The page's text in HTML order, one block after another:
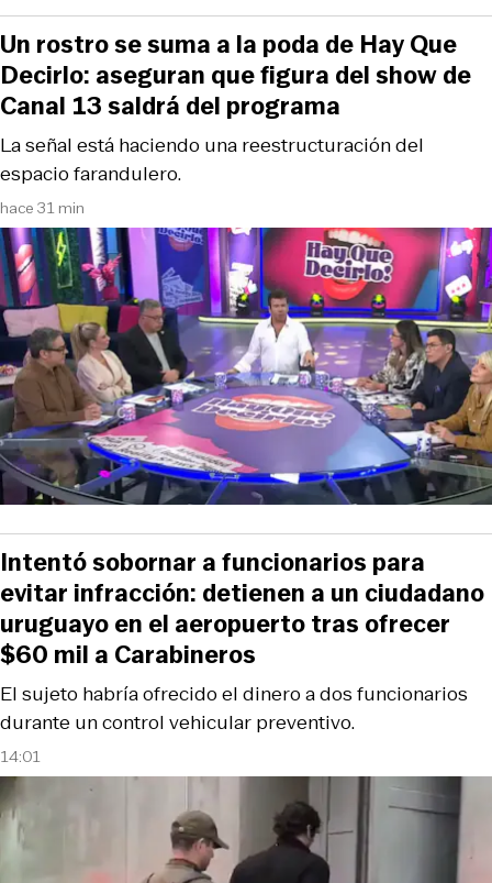
hace 31 min
La señal está haciendo una reestructuración del
espacio farandulero.
Un rostro se suma a la poda de Hay Que
Decirlo: aseguran que figura del show de
Canal 13 saldrá del programa
14:01
El sujeto habría ofrecido el dinero a dos funcionarios
durante un control vehicular preventivo.
Intentó sobornar a funcionarios para
evitar infracción: detienen a un ciudadano
uruguayo en el aeropuerto tras ofrecer
$60 mil a Carabineros